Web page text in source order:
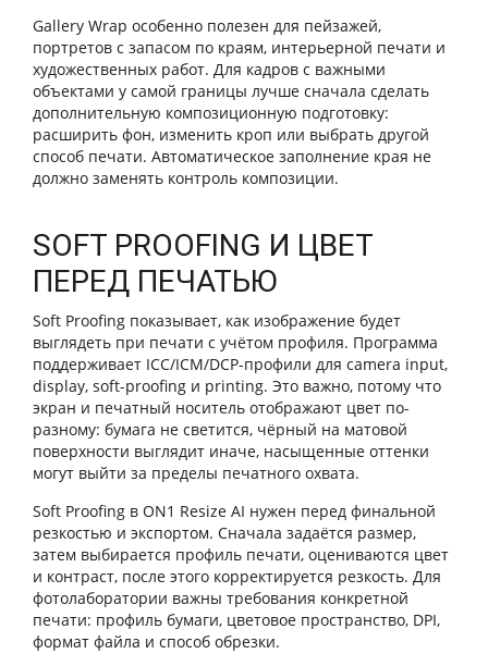
Gallery Wrap особенно полезен для пейзажей,
портретов с запасом по краям, интерьерной печати и
художественных работ. Для кадров с важными
объектами у самой границы лучше сначала сделать
дополнительную композиционную подготовку:
расширить фон, изменить кроп или выбрать другой
способ печати. Автоматическое заполнение края не
должно заменять контроль композиции.
SOFT PROOFING И ЦВЕТ
ПЕРЕД ПЕЧАТЬЮ
Soft Proofing показывает, как изображение будет
выглядеть при печати с учётом профиля. Программа
поддерживает ICC/ICM/DCP-профили для camera input,
display, soft-proofing и printing. Это важно, потому что
экран и печатный носитель отображают цвет по-
разному: бумага не светится, чёрный на матовой
поверхности выглядит иначе, насыщенные оттенки
могут выйти за пределы печатного охвата.
Soft Proofing в ON1 Resize AI нужен перед финальной
резкостью и экспортом. Сначала задаётся размер,
затем выбирается профиль печати, оцениваются цвет
и контраст, после этого корректируется резкость. Для
фотолаборатории важны требования конкретной
печати: профиль бумаги, цветовое пространство, DPI,
формат файла и способ обрезки.